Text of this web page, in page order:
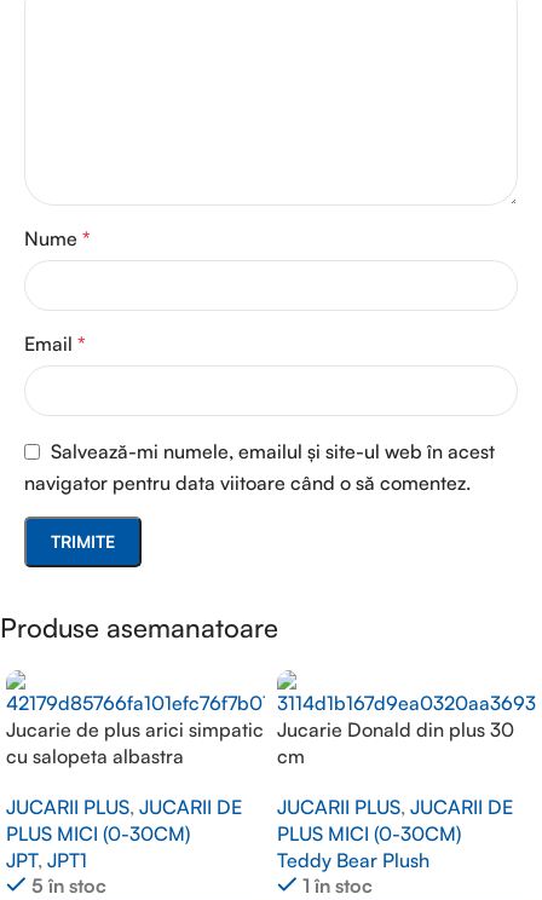
Nume *
Email *
Salvează-mi numele, emailul și site-ul web în acest
navigator pentru data viitoare când o să comentez.
Produse asemanatoare
Jucarie de plus arici simpatic
cu salopeta albastra
JUCARII PLUS, JUCARII DE
PLUS MICI (0-30CM)
JPT, JPT1
5 în stoc
Jucarie Donald din plus 30
cm
JUCARII PLUS, JUCARII DE
PLUS MICI (0-30CM)
Teddy Bear Plush
1 în stoc